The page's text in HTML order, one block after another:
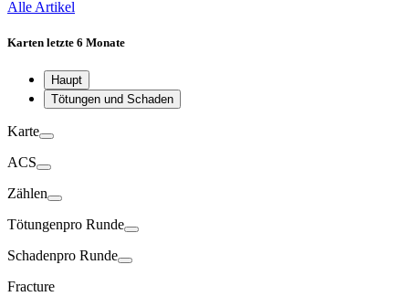
Alle Artikel
Karten letzte 6 Monate
Haupt
Tötungen und Schaden
Karte
ACS
Zählen
Tötungenpro Runde
Schadenpro Runde
Fracture